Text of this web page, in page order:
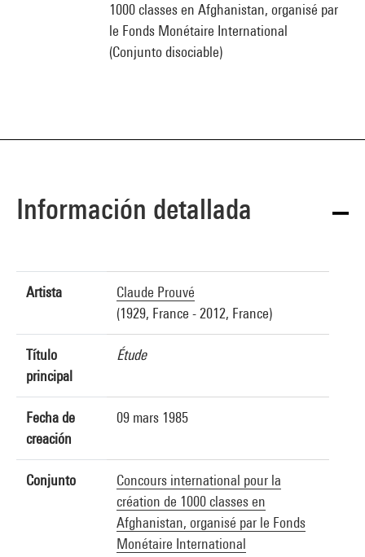
1000 classes en Afghanistan, organisé par
le Fonds Monétaire International
(Conjunto disociable)
Información detallada
Artista
Claude Prouvé
(1929, France - 2012, France)
Título
principal
Étude
Fecha de
creación
09 mars 1985
Conjunto
Concours international pour la
création de 1000 classes en
Afghanistan, organisé par le Fonds
Monétaire International